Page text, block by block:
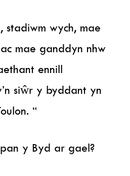
wych, mae
mae ganddyn nhw
ennill
siŵr y byddant yn
“
y Byd ar gael?